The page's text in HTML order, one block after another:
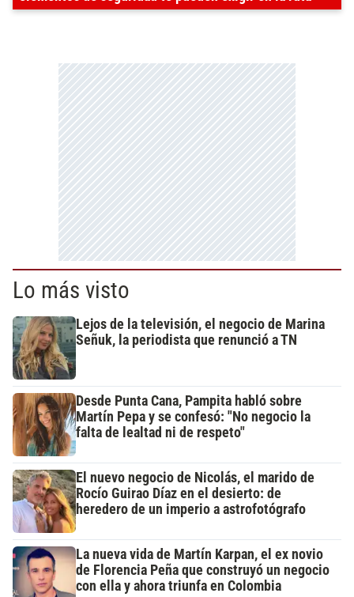
Lo más visto
Lejos de la televisión, el negocio de Marina
Señuk, la periodista que renunció a TN
Desde Punta Cana, Pampita habló sobre
Martín Pepa y se confesó: "No negocio la
falta de lealtad ni de respeto"
El nuevo negocio de Nicolás, el marido de
Rocío Guirao Díaz en el desierto: de
heredero de un imperio a astrofotógrafo
La nueva vida de Martín Karpan, el ex novio
de Florencia Peña que construyó un negocio
con ella y ahora triunfa en Colombia